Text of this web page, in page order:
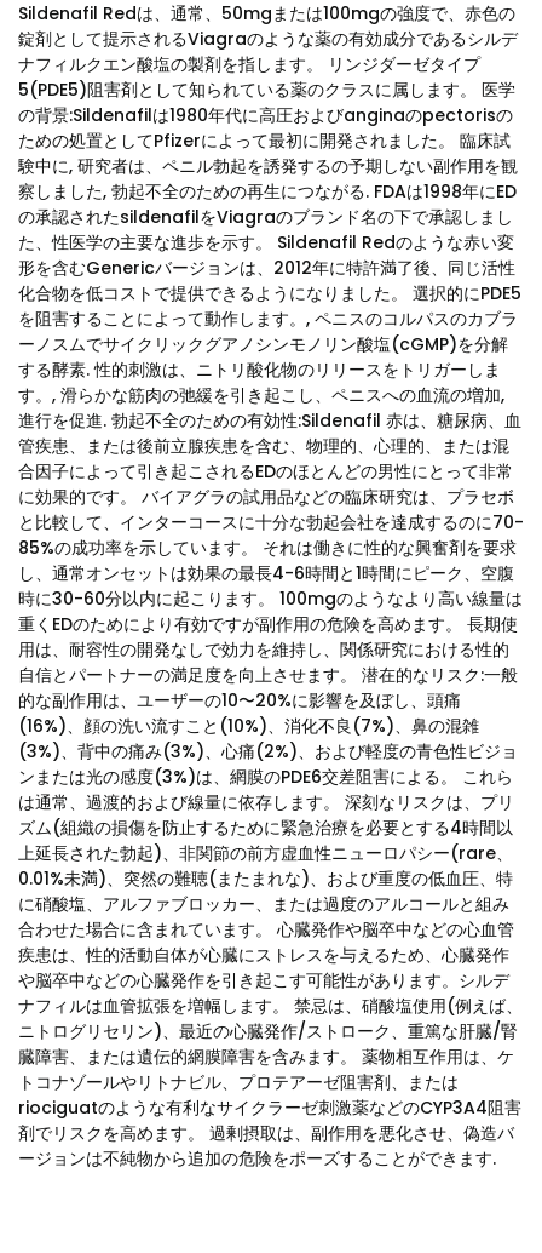
Sildenafil Redは、通常、50mgまたは100mgの強度で、赤色の
錠剤として提示されるViagraのような薬の有効成分であるシルデ
ナフィルクエン酸塩の製剤を指します。 リンジダーゼタイプ
5(PDE5)阻害剤として知られている薬のクラスに属します。 医学
の背景:Sildenafilは1980年代に高圧およびanginaのpectorisの
ための処置としてPfizerによって最初に開発されました。 臨床試
験中に, 研究者は、ペニル勃起を誘発するの予期しない副作用を観
察しました, 勃起不全のための再生につながる. FDAは1998年にED
の承認されたsildenafilをViagraのブランド名の下で承認しまし
た、性医学の主要な進歩を示す。 Sildenafil Redのような赤い変
形を含むGenericバージョンは、2012年に特許満了後、同じ活性
化合物を低コストで提供できるようになりました。 選択的にPDE5
を阻害することによって動作します。, ペニスのコルパスのカブラ
ーノスムでサイクリックグアノシンモノリン酸塩(cGMP)を分解
する酵素. 性的刺激は、ニトリ酸化物のリリースをトリガーしま
す。, 滑らかな筋肉の弛緩を引き起こし、ペニスへの血流の増加,
進行を促進. 勃起不全のための有効性:Sildenafil 赤は、糖尿病、血
管疾患、または後前立腺疾患を含む、物理的、心理的、または混
合因子によって引き起こされるEDのほとんどの男性にとって非常
に効果的です。 バイアグラの試用品などの臨床研究は、プラセボ
と比較して、インターコースに十分な勃起会社を達成するのに70-
85%の成功率を示しています。 それは働きに性的な興奮剤を要求
し、通常オンセットは効果の最長4-6時間と1時間にピーク、空腹
時に30-60分以内に起こります。 100mgのようなより高い線量は
重くEDのためにより有効ですが副作用の危険を高めます。 長期使
用は、耐容性の開発なしで効力を維持し、関係研究における性的
自信とパートナーの満足度を向上させます。 潜在的なリスク:一般
的な副作用は、ユーザーの10〜20%に影響を及ぼし、頭痛
(16%)、顔の洗い流すこと(10%)、消化不良(7%)、鼻の混雑
(3%)、背中の痛み(3%)、心痛(2%)、および軽度の青色性ビジョ
ンまたは光の感度(3%)は、網膜のPDE6交差阻害による。 これら
は通常、過渡的および線量に依存します。 深刻なリスクは、プリ
ズム(組織の損傷を防止するために緊急治療を必要とする4時間以
上延長された勃起)、非関節の前方虚血性ニューロパシー(rare、
0.01%未満)、突然の難聴(またまれな)、および重度の低血圧、特
に硝酸塩、アルファブロッカー、または過度のアルコールと組み
合わせた場合に含まれています。 心臓発作や脳卒中などの心血管
疾患は、性的活動自体が心臓にストレスを与えるため、心臓発作
や脳卒中などの心臓発作を引き起こす可能性があります。シルデ
ナフィルは血管拡張を増幅します。 禁忌は、硝酸塩使用(例えば、
ニトログリセリン)、最近の心臓発作/ストローク、重篤な肝臓/腎
臓障害、または遺伝的網膜障害を含みます。 薬物相互作用は、ケ
トコナゾールやリトナビル、プロテアーゼ阻害剤、または
riociguatのような有利なサイクラーゼ刺激薬などのCYP3A4阻害
剤でリスクを高めます。 過剰摂取は、副作用を悪化させ、偽造バ
ージョンは不純物から追加の危険をポーズすることができます.